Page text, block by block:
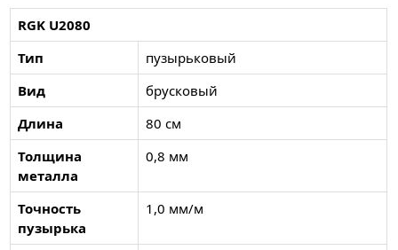
RGK U2080
Тип
пузырьковый
Вид
брусковый
Длина
80 см
Толщина
металла
0,8 мм
Точность
пузырька
1,0 мм/м